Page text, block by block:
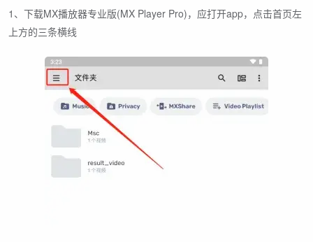
1、下载MX播放器专业版(MX Player Pro)，应打开app，点击首页左
上方的三条横线